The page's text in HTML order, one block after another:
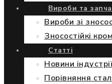
Вироби та
Вироби зі
Зносостійкі
Статті
Новини
Порівняння